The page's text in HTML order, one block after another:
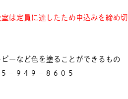
は定員に達したため申込みを締め切
ーなど色を塗ることができるもの
－９４９－８６０５